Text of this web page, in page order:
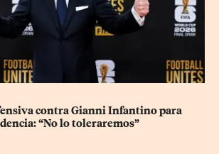
contra Gianni Infantino para
“No lo toleraremos”